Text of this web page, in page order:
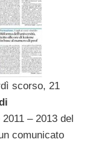
scorso, 21
– 2013 del
comunicato